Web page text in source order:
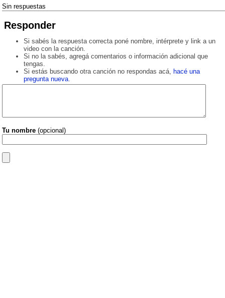
Sin respuestas
Responder
Si sabés la respuesta correcta poné nombre, intérprete y link a un
video con la canción.
Si no la sabés, agregá comentarios o información adicional que
tengas.
Si estás buscando otra canción no respondas acá, hacé una
pregunta nueva.
Tu nombre (opcional)